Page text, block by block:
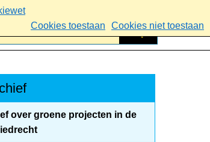
Cookies toestaan
Cookies niet toestaan
over groene projecten in de